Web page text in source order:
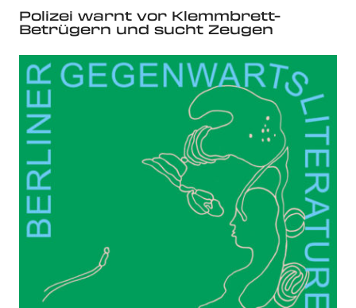
Polizei warnt vor Klemmbrett-
Betrügern und sucht Zeugen